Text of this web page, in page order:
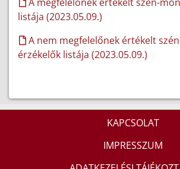
listája (2023.05.09.)
A nem megfelelőnek értékelt
érzékelők listája (2023.05.09.)
KAPCSOLAT
IMPRESSZUM